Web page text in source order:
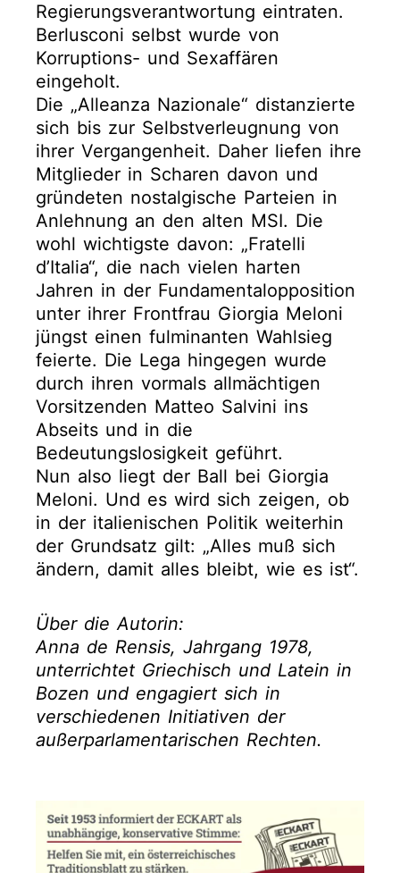
Regierungsverantwortung eintraten.
Berlusconi selbst wurde von
Korruptions- und Sexaffären
eingeholt.
Die „Alleanza Nazionale“ distanzierte
sich bis zur Selbstverleugnung von
ihrer Vergangenheit. Daher liefen ihre
Mitglieder in Scharen davon und
gründeten nostalgische Parteien in
Anlehnung an den alten MSI. Die
wohl wichtigste davon: „Fratelli
d’Italia“, die nach vielen harten
Jahren in der Fundamentalopposition
unter ihrer Frontfrau Giorgia Meloni
jüngst einen fulminanten Wahlsieg
feierte. Die Lega hingegen wurde
durch ihren vormals allmächtigen
Vorsitzenden Matteo Salvini ins
Abseits und in die
Bedeutungslosigkeit geführt.
Nun also liegt der Ball bei Giorgia
Meloni. Und es wird sich zeigen, ob
in der italienischen Politik weiterhin
der Grundsatz gilt: „Alles muß sich
ändern, damit alles bleibt, wie es ist“.
Über die Autorin:
Anna de Rensis, Jahrgang 1978,
unterrichtet Griechisch und Latein in
Bozen und engagiert sich in
verschiedenen Initiativen der
außerparlamentarischen Rechten.